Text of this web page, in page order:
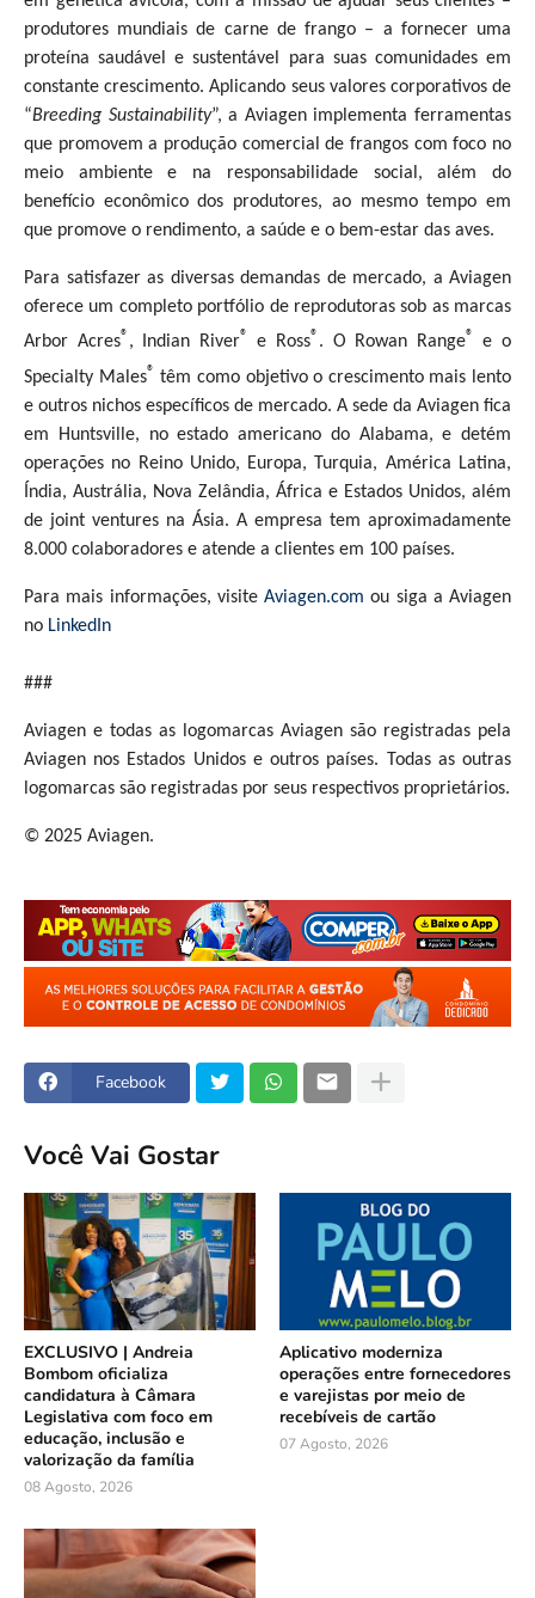
produtores mundiais de carne de frango – a fornecer uma
proteína saudável e sustentável para suas comunidades em
constante crescimento. Aplicando seus valores corporativos de
“Breeding Sustainability”, a Aviagen implementa ferramentas
que promovem a produção comercial de frangos com foco no
meio ambiente e na responsabilidade social, além do
benefício econômico dos produtores, ao mesmo tempo em
que promove o rendimento, a saúde e o bem-estar das aves.
Para satisfazer as diversas demandas de mercado, a Aviagen
oferece um completo portfólio de reprodutoras sob as marcas
Arbor Acres® , Indian River® e Ross® . O Rowan Range®
e o
Specialty Males® têm como objetivo o crescimento mais lento
e outros nichos específicos de mercado. A sede da Aviagen fica
em Huntsville, no estado americano do Alabama, e detém
operações no Reino Unido, Europa, Turquia, América Latina,
Índia, Austrália, Nova Zelândia, África e Estados Unidos, além
de joint ventures na Ásia. A empresa tem aproximadamente
8.000 colaboradores e atende a clientes em 100 países.
Para mais informações, visite Aviagen.com ou siga a Aviagen
no LinkedIn
###
Aviagen e todas as logomarcas Aviagen são registradas pela
Aviagen nos Estados Unidos e outros países. Todas as outras
logomarcas são registradas por seus respectivos proprietários.
© 2025 Aviagen.
Facebook
Você Vai Gostar
EXCLUSIVO | Andreia
Bombom oficializa
candidatura à Câmara
Legislativa com foco em
educação, inclusão e
valorização da família
08 Agosto, 2026
Aplicativo moderniza
operações entre fornecedores
e varejistas por meio de
recebíveis de cartão
07 Agosto, 2026